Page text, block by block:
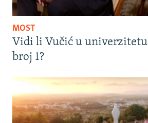
MOST
Vidi li Vučić u
broj 1?